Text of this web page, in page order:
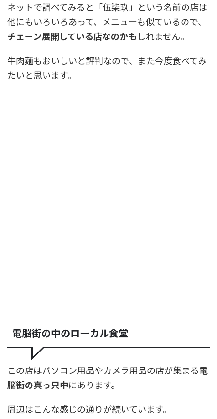
ネットで調べてみると「伍柒玖」という名前の店は
他にもいろいろあって、メニューも似ているので、
チェーン展開している店なのかも しれません。
牛肉麺もおいしいと評判なので、また今度食べてみ
たいと思います。
電脳街の中のローカル食堂
この店はパソコン用品やカメラ用品の店が集まる電
脳街の真っ只中にあります。
周辺はこんな感じの通りが続いています。